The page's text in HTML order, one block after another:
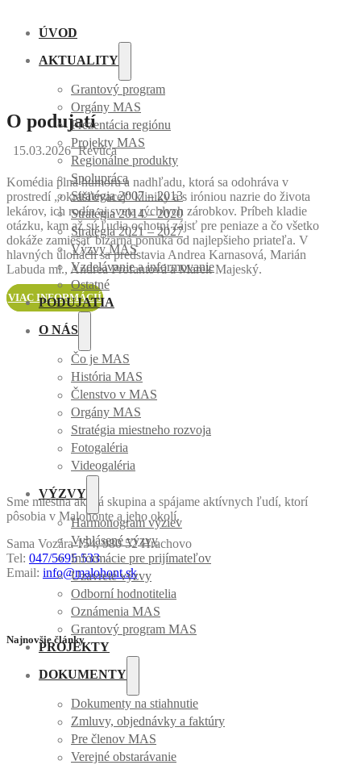
ÚVOD
AKTUALITY
Grantový program
Orgány MAS
Prezentácia regiónu
Projekty MAS
Regionálne produkty
Spolupráca
Stratégia 2007 – 2013
Stratégia 2014 – 2020
Stratégia 2021 – 2027
Výzvy MAS
Vzdelávanie a informovanie
Ostatné
PODUJATIA
O NÁS
Čo je MAS
História MAS
Členstvo v MAS
Orgány MAS
Stratégia miestneho rozvoja
Fotogaléria
Videogaléria
VÝZVY
Harmonogram výziev
Vyhlásené výzvy
Informácie pre prijímateľov
Uzavreté výzvy
Odborní hodnotitelia
Oznámenia MAS
Grantový program MAS
PROJEKTY
DOKUMENTY
Dokumenty na stiahnutie
Zmluvy, objednávky a faktúry
Pre členov MAS
Verejné obstarávanie
O podujatí
15.03.2026 Revúca
Komédia plná humoru a nadhľadu, ktorá sa odohráva v
prostredí „okrášľovacej“ kliniky a s iróniou nazrie do života
lekárov, ich rodín aj sveta rýchlych zárobkov. Príbeh kladie
otázku, kam až sú ľudia ochotní zájsť pre peniaze a čo všetko
dokáže zamiešať bizarná ponuka od najlepšieho priateľa. V
hlavných úlohách sa predstavia Andrea Karnasová, Marián
Labuda ml., Andrea Profantová a Marek Majeský.
VIAC INFORMÁCIÍ
Sme miestna akčná skupina a spájame aktívnych ľudí, ktorí
pôsobia v Malohonte a jeho okolí.
Sama Vozára 154, 980 52 Hrachovo
Tel: 047/5695 533
Email: info@malohont.sk
Najnovšie články